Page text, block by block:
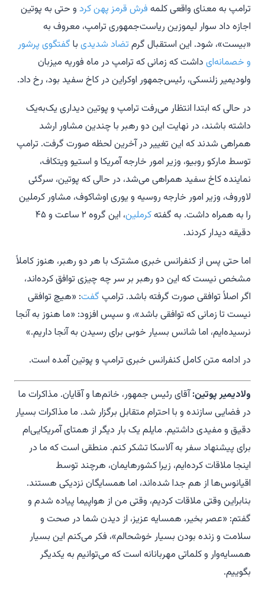
ترامپ به معنای واقعی کلمه فرش قرمز پهن کرد و حتی به پوتین
اجازه داد سوار لیموزین ریاست‌جمهوری ترامپ، معروف به
«بیست»، شود. این استقبال گرم تضاد شدیدی با گفتگوی پرشور
و خصمانه‌ای داشت که زمانی که ترامپ در ماه فوریه میزبان
ولودیمیر زلنسکی، رئیس‌جمهور اوکراین در کاخ سفید بود، رخ داد.
در حالی که ابتدا انتظار می‌رفت ترامپ و پوتین دیداری یک‌به‌یک
داشته باشند، در نهایت این دو رهبر با چندین مشاور ارشد
همراهی شدند که این تغییر در آخرین لحظه صورت گرفت. ترامپ
توسط مارکو روبیو، وزیر امور خارجه آمریکا و استیو ویتکاف،
نماینده کاخ سفید همراهی می‌شد، در حالی که پوتین، سرگئی
لاوروف، وزیر امور خارجه روسیه و یوری اوشاکوف، مشاور کرملین
را به همراه داشت. به گفتهکرملین
، این گروه ۲ ساعت و ۴۵
دقیقه دیدار کردند.
اما حتی پس از کنفرانس خبری مشترک با هر دو رهبر، هنوز کاملاً
مشخص نیست که این دو رهبر بر سر چه چیزی توافق کرده‌اند،
اگر اصلاً توافقی صورت گرفته باشد. ترامپ گفت: «هیچ توافقی
نیست تا زمانی که توافقی باشد»، و سپس افزود: «ما هنوز به آنجا
نرسیده‌ایم، اما شانس بسیار خوبی برای رسیدن به آنجا داریم.»
در ادامه متن کامل کنفرانس خبری ترامپ و پوتین آمده است.
ولادیمیر پوتین:آقای رئیس جمهور، خانم‌ها و آقایان. مذاکرات ما
در فضایی سازنده و با احترام متقابل برگزار شد. ما مذاکرات بسیار
دقیق و مفیدی داشتیم. مایلم یک بار دیگر از همتای آمریکایی‌ام
برای پیشنهاد سفر به آلاسکا تشکر کنم. منطقی است که ما در
اینجا ملاقات کرده‌ایم، زیرا کشورهایمان، هرچند توسط
اقیانوس‌ها از هم جدا شده‌اند، اما همسایگان نزدیکی هستند.
بنابراین وقتی ملاقات کردیم، وقتی من از هواپیما پیاده شدم و
گفتم: «عصر بخیر، همسایه عزیز، از دیدن شما در صحت و
سلامت و زنده بودن بسیار خوشحالم»، فکر می‌کنم این بسیار
همسایه‌وار و کلماتی مهربانانه است که می‌توانیم به یکدیگر
بگوییم.